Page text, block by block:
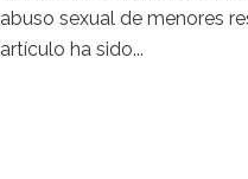
abuso sexual de menores
artículo ha sido...